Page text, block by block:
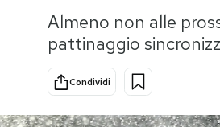
Storie/Idee
Ok Boomer!
Altrecose
Almeno non alle
pattinaggio
Condividi